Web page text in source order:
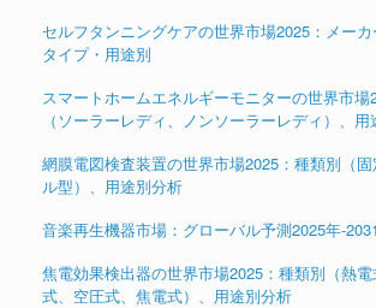
セルフタンニングケアの世界市場2025：メーカ
タイプ・用途別
スマートホームエネルギーモニターの世界市場
（ソーラーレディ、ノンソーラーレディ）、
網膜電図検査装置の世界市場2025：種類別（
ル型）、用途別分析
音楽再生機器市場：グローバル予測2025年-
焦電効果検出器の世界市場2025：種類別（熱
式、空圧式、焦電式）、用途別分析